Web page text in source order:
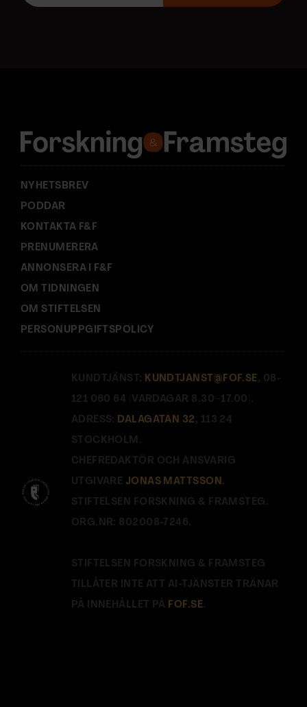
s
:
NYHETSBREV
PODDAR
KONTAKTA F&F
PRENUMERERA
ANNONSERA I F&F
OM TIDNINGEN
OM STIFTELSEN
PERSONUPPGIFTSPOLICY
KUNDTJÄNST: KUNDTJANST@FOF.SE , 08-
121 060 64 (VARDAGAR 8.30–17.00).
ADRESS: DALAGATAN 32 , 113 24
STOCKHOLM.
CHEFREDAKTÖR OCH ANSVARIG
UTGIVARE JONAS MATTSSON.
STIFTELSEN FORSKNING & FRAMSTEG.
ORG.NR: 802008-7246.
STIFTELSEN FORSKNING & FRAMSTEG
TILLÅTER INTE ATT AI-TJÄNSTER TRÄNAR
PÅ INNEHÅLLET PÅ FOF.SE.